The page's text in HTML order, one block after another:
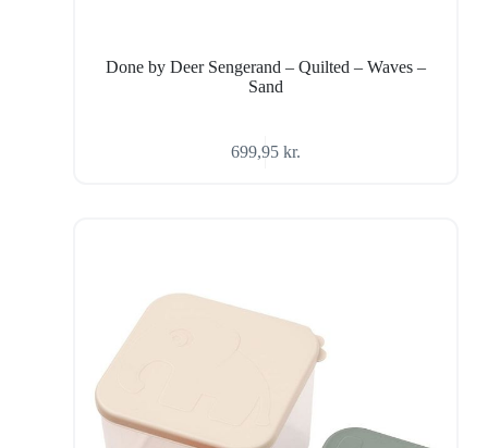
Done by Deer Sengerand – Quilted – Waves –
Sand
699,95 kr.